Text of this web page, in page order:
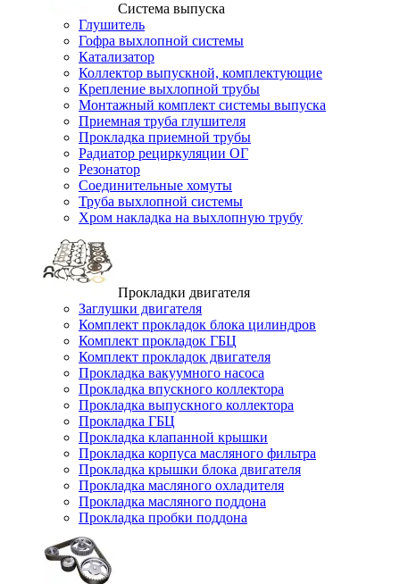
Система выпуска
Глушитель
Гофра выхлопной системы
Катализатор
Коллектор выпускной, комплектующие
Крепление выхлопной трубы
Монтажный комплект системы выпуска
Приемная труба глушителя
Прокладка приемной трубы
Радиатор рециркуляции ОГ
Резонатор
Соединительные хомуты
Труба выхлопной системы
Хром накладка на выхлопную трубу
Прокладки двигателя
Заглушки двигателя
Комплект прокладок блока цилиндров
Комплект прокладок ГБЦ
Комплект прокладок двигателя
Прокладка вакуумного насоса
Прокладка впускного коллектора
Прокладка выпускного коллектора
Прокладка ГБЦ
Прокладка клапанной крышки
Прокладка корпуса масляного фильтра
Прокладка крышки блока двигателя
Прокладка масляного охладителя
Прокладка масляного поддона
Прокладка пробки поддона